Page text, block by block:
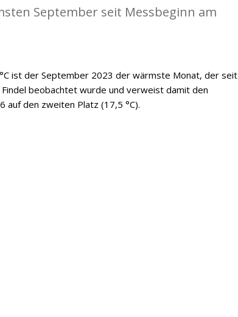
September seit Messbeginn am
ist der September 2023 der wärmste Monat, der seit
beobachtet wurde und verweist damit den
auf den zweiten Platz (17,5 °C).